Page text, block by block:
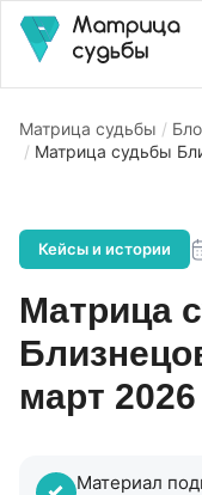
Матрица судьбы
Матрица судьбы
Кейсы и истории
Матрица
март
Материал